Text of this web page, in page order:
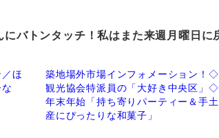
バトンタッチ！私はまた来週月曜日に
ほ
築地場外市場インフォメーション！◇
観光協会特派員の「大好き中央区」◇
年末年始「持ち寄りパーティー＆手土
産にぴったりな和菓子」